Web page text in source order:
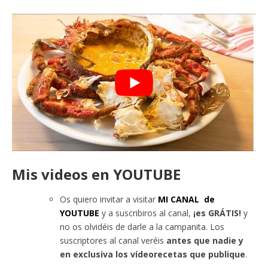
Mis videos en YOUTUBE
Os quiero invitar a visitar MI CANAL de
YOUTUBE y a suscribiros al canal, ¡es GRÁTIS! y
no os olvidéis de darle a la campanita. Los
suscriptores al canal veréis antes que nadie y
en exclusiva los vídeorecetas que publique.